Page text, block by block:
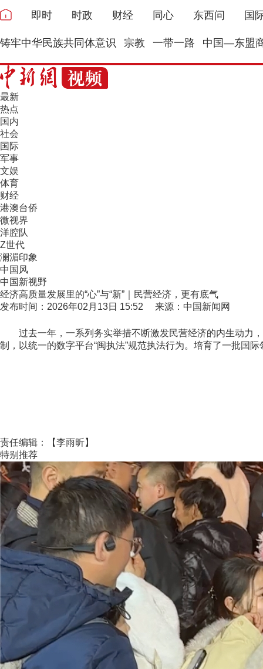
即时 时政 财经 同心 东西问 国
铸牢中华民族共同体意识 宗教 一带一路 中国—东盟
最新
热点
国内
社会
国际
军事
文娱
体育
财经
港澳台侨
微视界
洋腔队
Z世代
澜湄印象
中国风
中国新视野
经济高质量发展里的“心”与“新”｜民营经济，更有底气
发布时间：2026年02月13日 15:52 来源：中国新闻网
过去一年，一系列务实举措不断激发民营经济的内生动力，
制，以统一的数字平台“闽执法”规范执法行为。培育了一批国
责任编辑：【李雨昕】
特别推荐